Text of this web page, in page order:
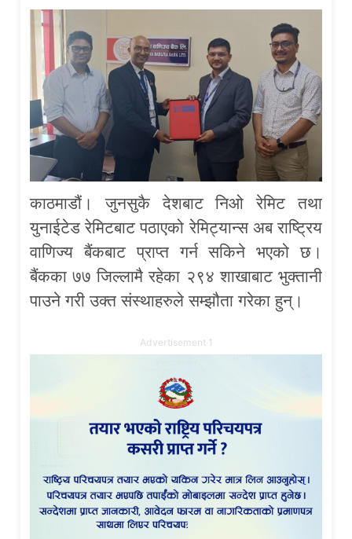
काठमाडौं। जुनसुकै देशबाट निओ रेमिट तथा
युनाईटेड रेमिटबाट पठाएको रेमिट्यान्स अब राष्ट्रिय
वाणिज्य बैंकबाट प्राप्त गर्न सकिने भएको छ।
बैंकका ७७ जिल्लामै रहेका २९४ शाखाबाट भुक्तानी
पाउने गरी उक्त संस्थाहरुले सम्झौता गरेका हुन्।
Advertisement 1